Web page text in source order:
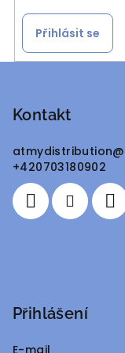
Přihlásit se
Kontakt
atmydistribution@
+420703180902
Přihlášení